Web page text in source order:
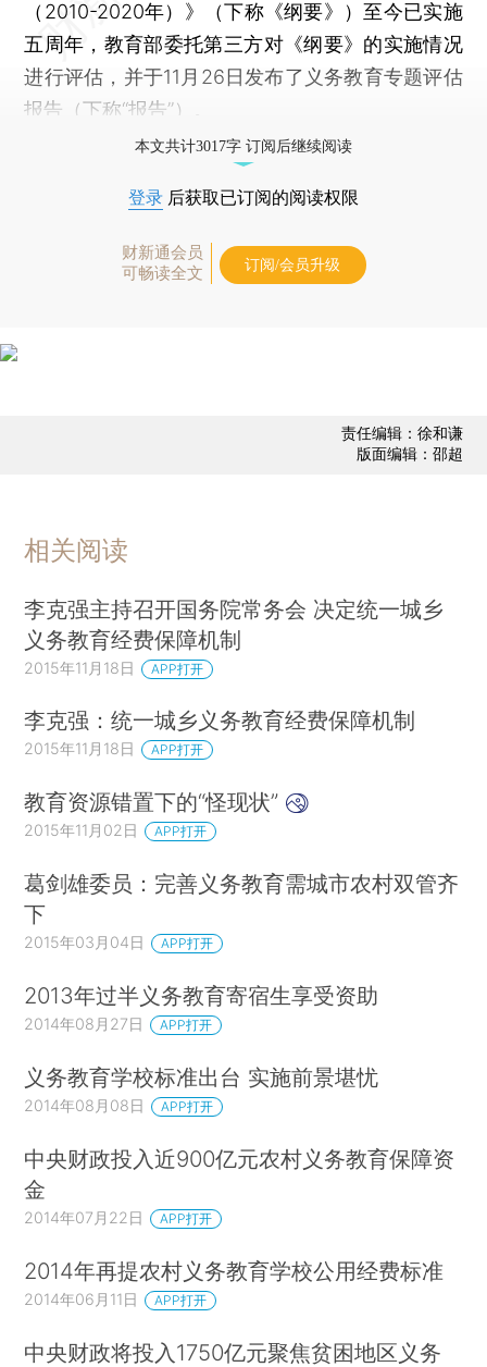
（2010-2020年）》（下称《纲要》）至今已实施
五周年，教育部委托第三方对《纲要》的实施情况
进行评估，并于11月26日发布了义务教育专题评估
报告（下称“报告”）。
本文共计3017字 订阅后继续阅读
登录 后获取已订阅的阅读权限
财新通会员
可畅读全文
订阅/会员升级
责任编辑：徐和谦
版面编辑：邵超
相关阅读
李克强主持召开国务院常务会 决定统一城乡
义务教育经费保障机制
2015年11月18日 APP打开
李克强：统一城乡义务教育经费保障机制
2015年11月18日 APP打开
教育资源错置下的“怪现状”
2015年11月02日 APP打开
葛剑雄委员：完善义务教育需城市农村双管齐
下
2015年03月04日 APP打开
2013年过半义务教育寄宿生享受资助
2014年08月27日 APP打开
义务教育学校标准出台 实施前景堪忧
2014年08月08日 APP打开
中央财政投入近900亿元农村义务教育保障资
金
2014年07月22日 APP打开
2014年再提农村义务教育学校公用经费标准
2014年06月11日 APP打开
中央财政将投入1750亿元聚焦贫困地区义务